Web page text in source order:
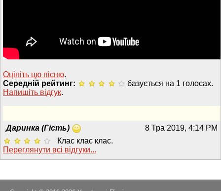
Оцініть цю пісню.
Середній рейтинг:
базується на 1 голосах.
Напишiть вiдгук.
8 Тра 2019, 4:14 PM
Даринка (Гість)
Клас клас клас.
Переглянути всi вiдгуки...